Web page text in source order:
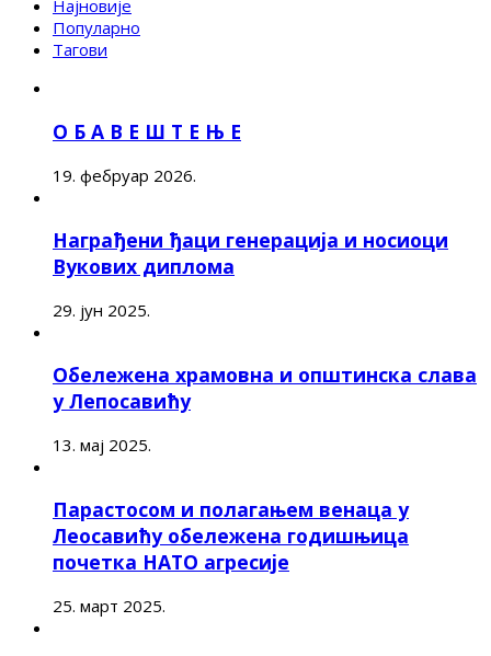
Најновије
Популарно
Тагови
О Б А В Е Ш Т Е Њ Е
19. фебруар 2026.
Награђени ђаци генерација и носиоци
Вукових диплома
29. јун 2025.
Обележена храмовна и општинска слава
у Лепосавићу
13. мај 2025.
Парастосом и полагањем венаца у
Леосавићу обележена годишњица
почетка НАТО агресије
25. март 2025.